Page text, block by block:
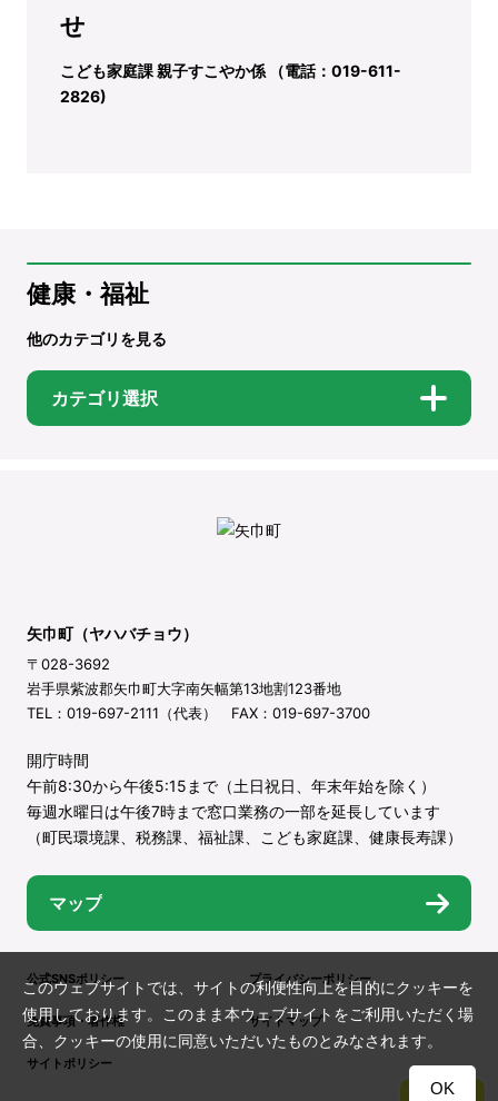
せ
こども家庭課 親子すこやか係 （電話：019-611-
2826)
健康・福祉
他のカテゴリを見る
カテゴリ選択
矢巾町（ヤハバチョウ）
〒028-3692
岩手県紫波郡矢巾町大字南矢幅第13地割123番地
TEL：019-697-2111（代表） FAX：019-697-3700
開庁時間
午前8:30から午後5:15まで（土日祝日、年末年始を除く）
毎週水曜日は午後7時まで窓口業務の一部を延長しています
（町民環境課、税務課、福祉課、こども家庭課、健康長寿課）
マップ
公式SNSポリシー プライバシーポリシー
免責事項・著作権 サイトマップ
サイトポリシー
このウェブサイトでは、サイトの利便性向上を目的にクッキーを
使用しております。このまま本ウェブサイトをご利用いただく場
合、クッキーの使用に同意いただいたものとみなされます。
OK